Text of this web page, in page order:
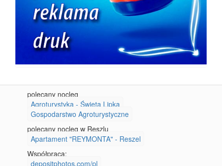
polecany nocleg
Agroturystyka - Święta Lipka
Gospodarstwo Agroturystyczne
polecany nocleg w Reszlu
Apartament "REYMONTA" - Reszel
Współpraca:
depositphotos.com/pl